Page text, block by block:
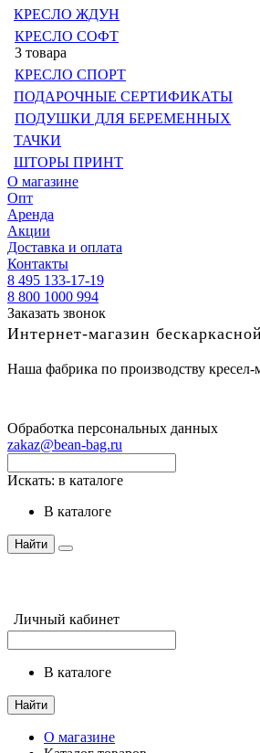
КРЕСЛО ЖДУН
КРЕСЛО СОФТ
3 товара
КРЕСЛО СПОРТ
ПОДАРОЧНЫЕ СЕРТИФИКАТЫ
ПОДУШКИ ДЛЯ БЕРЕМЕННЫХ
ТАЧКИ
ШТОРЫ ПРИНТ
О магазине
Опт
Аренда
Акции
Доставка и оплата
Контакты
8 495 133-17-19
8 800 1000 994
Заказать звонок
Интернет-магазин
Наша фабрика по производству
Обработка персональных данных
zakaz@bean-bag.ru
Искать: в каталоге
в каталоге
Найти
Личный кабинет
в каталоге
Найти
О магазине